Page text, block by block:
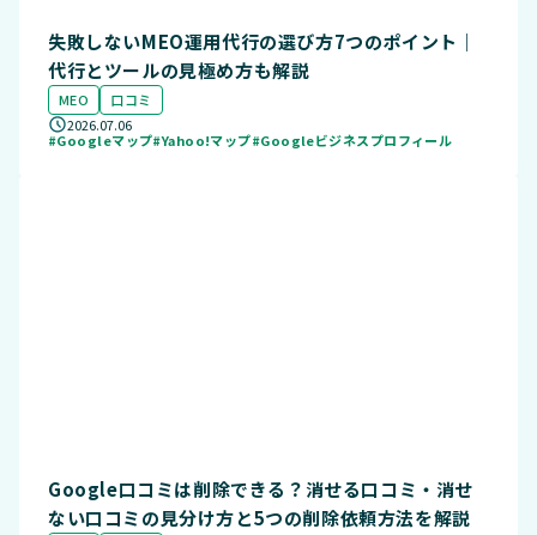
失敗しないMEO運用代行の選び方7つのポイント｜
代行とツールの見極め方も解説
MEO
口コミ
2026.07.06
#Googleマップ#Yahoo!マップ#Googleビジネスプロフィール
Google口コミは削除できる？消せる口コミ・消せ
ない口コミの見分け方と5つの削除依頼方法を解説